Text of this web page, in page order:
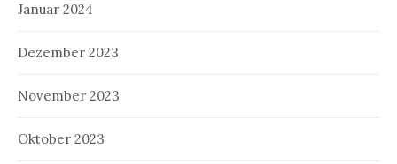
Januar 2024
Dezember 2023
November 2023
Oktober 2023